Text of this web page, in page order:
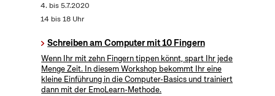
4. bis5.7.2020
14 bis 18 Uhr
Schreiben am Computer mit 10 Fingern
Wenn Ihr mit zehn Fingern tippen könnt, spart Ihr jede
Menge Zeit. In diesem Workshop bekommt Ihr eine
kleine Einführung in die Computer-Basics und trainiert
dann mit der EmoLearn-Methode.